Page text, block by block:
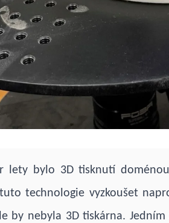
lety bylo 3D tisknutí
technologie vyzkoušet
by nebyla 3D tiskárna.